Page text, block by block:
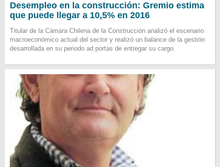
Desempleo en la construcción: Gremio estima
que puede llegar a 10,5% en 2016
Titular de la Cámara Chilena de la Construcción analizó el escenario
macroeconómico actual del sector y realizó un balance de la gestión
desarrollada en su periodo ad portas de entregar su cargo.